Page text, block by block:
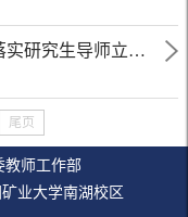
制度建设：关于印发《中国矿业大学落实研究生导师立德树人职责实施细则》的通知
尾页
教师工作部
业大学南湖校区